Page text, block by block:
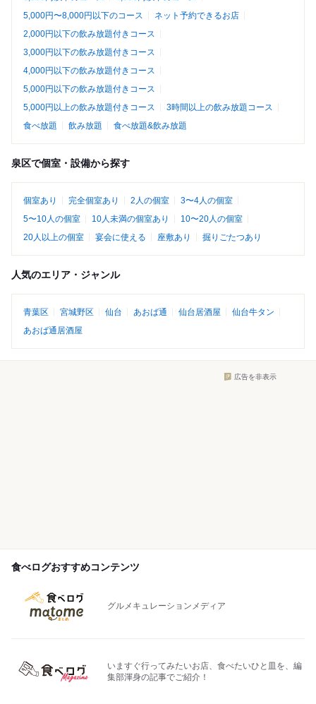
5,000円〜8,000円以下のコース
ネット予約できるお店
2,000円以下の飲み放題付きコース
3,000円以下の飲み放題付きコース
4,000円以下の飲み放題付きコース
5,000円以下の飲み放題付きコース
5,000円以上の飲み放題付きコース
3時間以上の飲み放題コース
食べ放題
飲み放題 食べ放題&飲み放題
泉区で個室・設備から探す
個室あり 完全個室あり 2人の個室
3〜4人の個室
5〜10人の個室
10人未満の個室あり
10〜20人の個室
20人以上の個室
宴会に使える 座敷あり 掘りごたつあり
人気のエリア・ジャンル
青葉区 宮城野区 仙台 あおば通 仙台居酒屋
仙台牛タン
あおば通居酒屋
広告を非表示
食べログおすすめコンテンツ
グルメキュレーションメディア
いますぐ行ってみたいお店、食べたいひと皿を、編
集部渾身の記事でご紹介！